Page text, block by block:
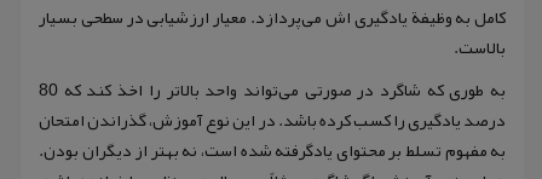
کامل به وظیفة یادگیری اش می‌پردازد. معیار ارزشیابی در سطحی بسیار
بالاست.
به طوری که شاگرد در صورتی می‌تواند واحد بالاتر را اخذ کند که 80
درصد یادگیری را کسب کرده باشد. در این نوع آموزش، گذراندن امتحان
به مفهوم تسلط بر محتوای یادگرفته شده است، نه بهتر از دیگران بودن.